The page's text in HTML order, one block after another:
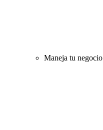
Maneja tu negocio